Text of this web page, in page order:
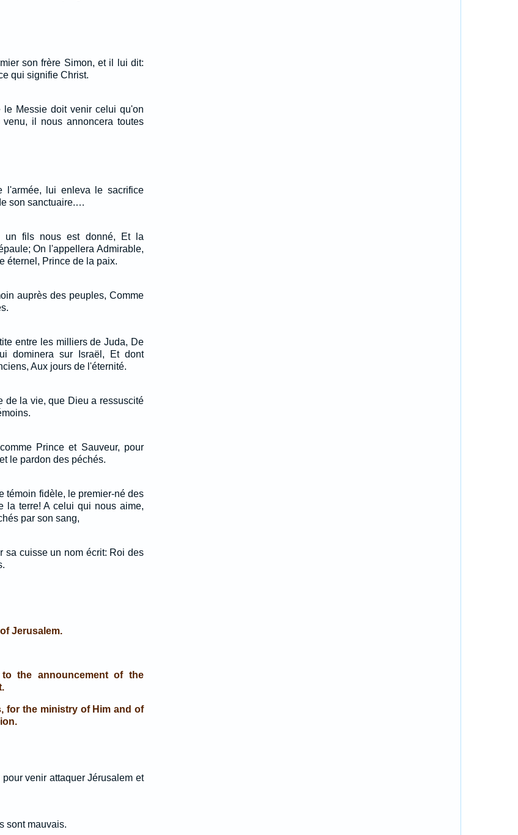
son frère Simon, et il lui dit:
qui signifie Christ.
Messie doit venir celui qu'on
il nous annoncera toutes
l'armée, lui enleva le sacrifice
son sanctuaire.…
un fils nous est donné, Et la
On l'appellera Admirable,
éternel, Prince de la paix.
auprès des peuples, Comme
entre les milliers de Juda, De
dominera sur Israël, Et dont
Aux jours de l'éternité.
de la vie, que Dieu a ressuscité
Prince et Sauveur, pour
le pardon des péchés.
témoin fidèle, le premier-né des
la terre! A celui qui nous aime,
par son sang,
sa cuisse un nom écrit: Roi des
Jerusalem.
the announcement of the
for the ministry of Him and of
pour venir attaquer Jérusalem et
sont mauvais.